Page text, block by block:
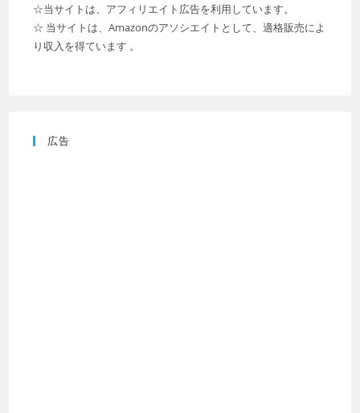
☆当サイトは、アフィリエイト広告を利用しています。
☆ 当サイトは、Amazonのアソシエイトとして、適格販売によ
り収入を得ています 。
広告